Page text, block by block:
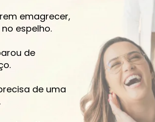
emagrecer,
espelho.
de
de uma